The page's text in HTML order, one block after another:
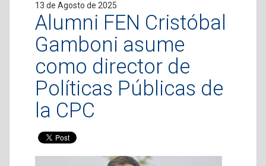
13 de Agosto de 2025
Alumni FEN Cristóbal
Gamboni asume
como director de
Políticas Públicas de
la CPC